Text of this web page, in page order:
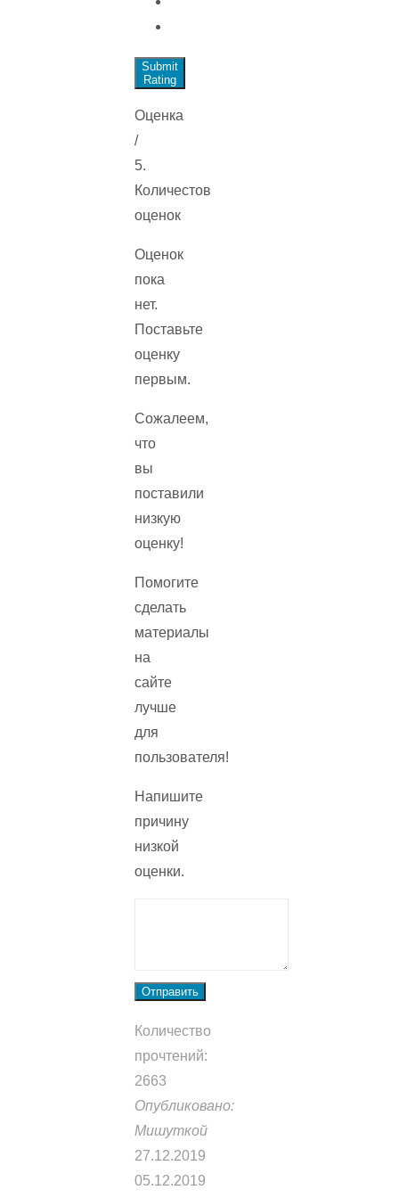
Submit
Rating
Оценка
/
5.
Количестов
оценок
Оценок
пока
нет.
Поставьте
оценку
первым.
Сожалеем,
что
вы
поставили
низкую
оценку!
Помогите
сделать
материалы
на
сайте
лучше
для
пользователя!
Напишите
причину
низкой
оценки.
Отправить
Количество
прочтений:
2663
Опубликовано:
Мишуткой
27.12.2019
05.12.2019